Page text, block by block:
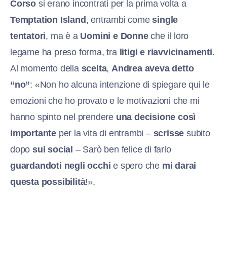
Corso si erano incontrati per la prima volta a
Temptation Island, entrambi comesingle
tentatori, ma è a Uomini e Donneche il loro
legame ha preso forma, tra litigi e riavvicinamenti.
Al momento della scelta, Andrea aveva detto
“no”: «Non ho alcuna intenzione di spiegare qui le
emozioni che ho provato e le motivazioni che mi
hanno spinto nel prendere una decisione così
importante per la vita di entrambi – scrisse subito
dopo sui social – Sarò ben felice di farlo
guardandoti negli occhi e spero che mi darai
questa possibilità!».